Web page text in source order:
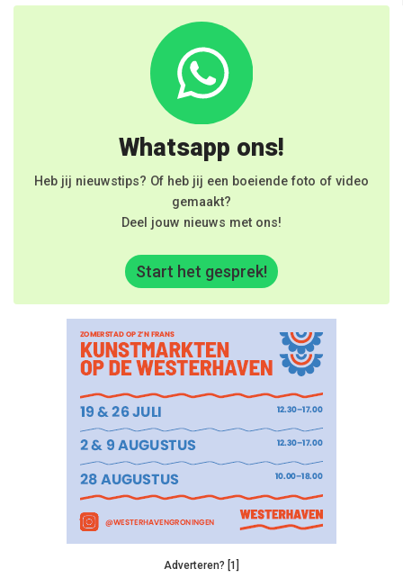
Whatsapp ons!
Heb jij nieuwstips? Of heb jij een boeiende foto of video
gemaakt?
Deel jouw nieuws met ons!
Start het gesprek!
Adverteren? [1]